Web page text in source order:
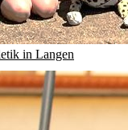
in Langen